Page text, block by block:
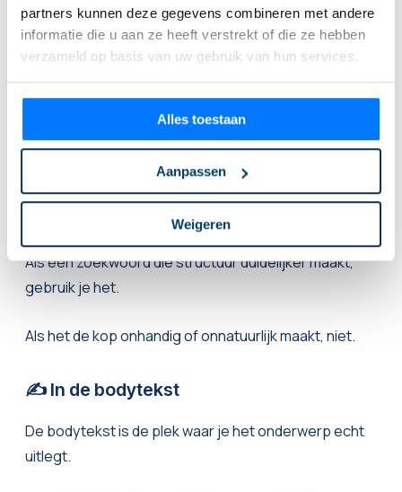
partners kunnen deze gegevens combineren met andere
informatie die u aan ze heeft verstrekt of die ze hebben
verzameld op basis van uw gebruik van hun services.
Alles toestaan
Aanpassen
Weigeren
Zoekwoorden mogen in headings staan.
Maar alleen wanneer ze logisch passen.
Niet elke H2 hoeft het hoofdzoekwoord te bevatten.
En niet elke H3 hoeft een keywordvariant te zijn.
Headings zijn er vooral om structuur te geven.
Als een zoekwoord die structuur duidelijker maakt,
gebruik je het.
Als het de kop onhandig of onnatuurlijk maakt, niet.
✍️ In de bodytekst
De bodytekst is de plek waar je het onderwerp echt
uitlegt.